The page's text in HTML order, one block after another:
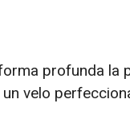
profunda la
velo